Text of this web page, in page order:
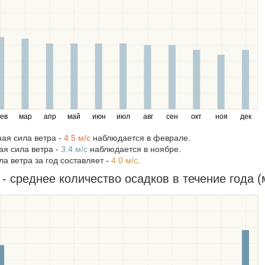
мар апр май июн июл авг сен окт ноя дек
сила ветра - 4.5 м/c наблюдается в феврале.
сила ветра - 3.4 м/c наблюдается в ноябре.
ветра за год составляет - 4.0 м/c
среднее количество осадков в течение года